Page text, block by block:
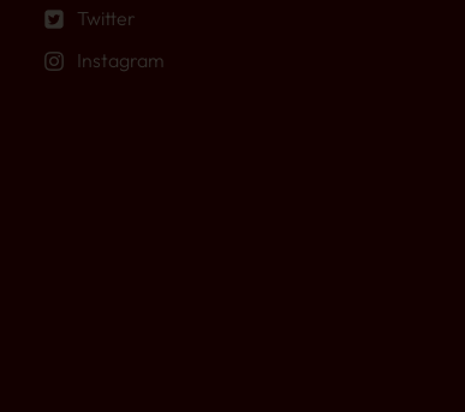
Twitter
Instagram